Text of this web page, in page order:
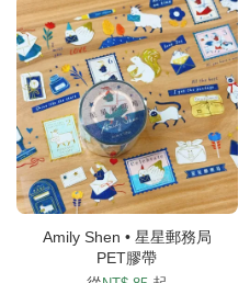
Amily Shen • 星星郵務局
PET膠帶